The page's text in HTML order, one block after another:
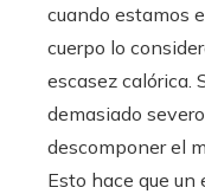
cuando estamos
cuerpo lo
escasez calórica.
demasiado
descomponer el
Esto hace que un